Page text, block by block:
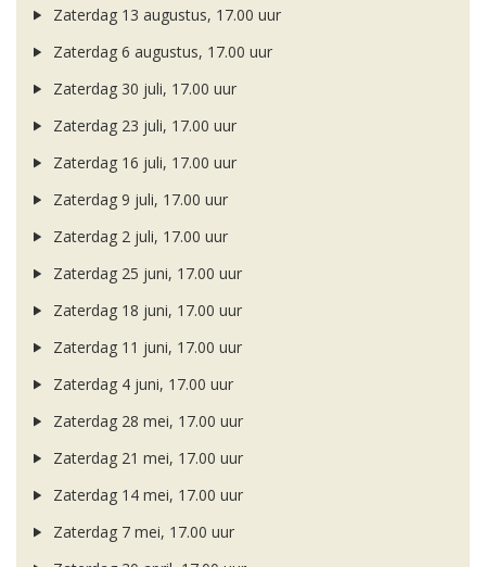
Zaterdag 13 augustus, 17.00 uur
Zaterdag 6 augustus, 17.00 uur
Zaterdag 30 juli, 17.00 uur
Zaterdag 23 juli, 17.00 uur
Zaterdag 16 juli, 17.00 uur
Zaterdag 9 juli, 17.00 uur
Zaterdag 2 juli, 17.00 uur
Zaterdag 25 juni, 17.00 uur
Zaterdag 18 juni, 17.00 uur
Zaterdag 11 juni, 17.00 uur
Zaterdag 4 juni, 17.00 uur
Zaterdag 28 mei, 17.00 uur
Zaterdag 21 mei, 17.00 uur
Zaterdag 14 mei, 17.00 uur
Zaterdag 7 mei, 17.00 uur